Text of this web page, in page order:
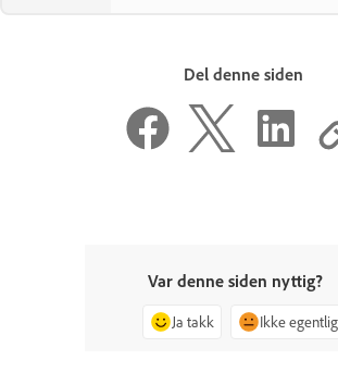
Del denne siden
Var denne siden nyttig?
Ja takk Ikke egentlig